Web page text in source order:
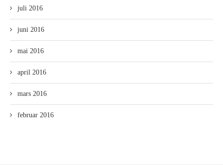
juli 2016
juni 2016
mai 2016
april 2016
mars 2016
februar 2016